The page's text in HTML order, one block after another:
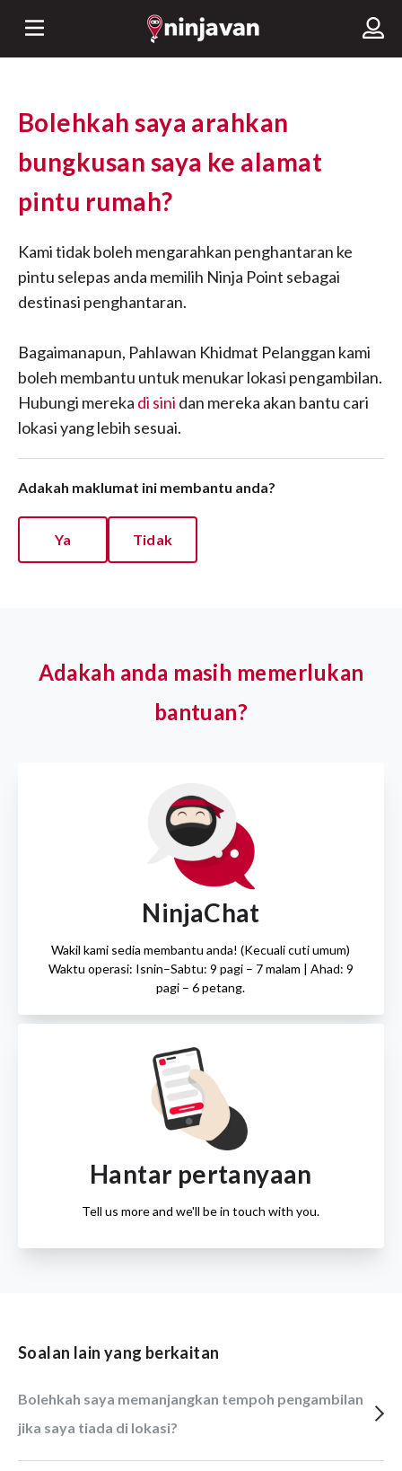
Bolehkah saya arahkan
bungkusan saya ke alamat
pintu rumah?
Kami tidak boleh mengarahkan penghantaran ke
pintu selepas anda memilih Ninja Point sebagai
destinasi penghantaran.
Bagaimanapun, Pahlawan Khidmat Pelanggan kami
boleh membantu untuk menukar lokasi pengambilan.
Hubungi mereka di sini dan mereka akan bantu cari
lokasi yang lebih sesuai.
Adakah maklumat ini membantu anda?
Ya Tidak
Soalan lain yang berkaitan
Bolehkah saya memanjangkan tempoh pengambilan
jika saya tiada di lokasi?
Adakah anda masih memerlukan
bantuan?
NinjaChat
Wakil kami sedia membantu anda! (Kecuali cuti umum)
Waktu operasi: Isnin–Sabtu: 9 pagi – 7 malam | Ahad: 9
pagi – 6 petang.
Hantar pertanyaan
Tell us more and we'll be in touch with you.